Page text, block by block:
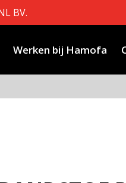
BV.
Werken bij Hamofa